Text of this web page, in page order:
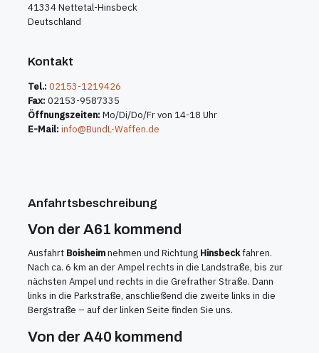
41334 Nettetal-Hinsbeck
Deutschland
Kontakt
Tel.: 02153-1219426
Fax: 02153-9587335
Öffnungszeiten: Mo/Di/Do/Fr von 14-18 Uhr
E-Mail: info@BundL-Waffen.de
Anfahrtsbeschreibung
Von der A61 kommend
Ausfahrt Boisheimnehmen und Richtung Hinsbeckfahren.
Nach ca. 6 km an der Ampel rechts in die Landstraße, bis zur
nächsten Ampel und rechts in die Grefrather Straße. Dann
links in die Parkstraße, anschließend die zweite links in die
Bergstraße – auf der linken Seite finden Sie uns.
Von der A40 kommend